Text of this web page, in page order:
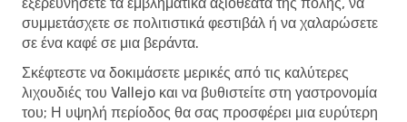
συμμετάσχετε σε πολιτιστικά φεστιβάλ ή να χαλαρώσετε
σε ένα καφέ σε μια βεράντα.
Σκέφτεστε να δοκιμάσετε μερικές από τις καλύτερες
λιχουδιές του Vallejo και να βυθιστείτε στη γαστρονομία
του; Η υψηλή περίοδος θα σας προσφέρει μια ευρύτερη